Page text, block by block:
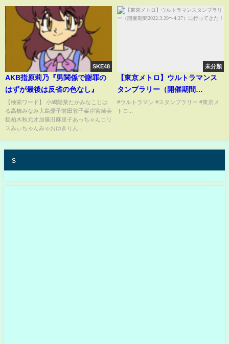
SKE48
AKB指原莉乃『男関係で謝罪の
はずが最後は反省の色なし』
【検索ワード】 小嶋陽菜たかみなこじは
る高橋みなみ大島優子前田敦子峯岸宮崎美
穂柏木秋元才加篠田麻里子あっちゃんコリ
スみぃちゃんみゃおゆきりん...
未分類
【東京メトロ】ウルトラマンス
タンプラリー（開催期間
2022.3.29〜4.27）に行ってき
た！
#ウルトラマン #スタンプラリー #東京メ
トロ...
s